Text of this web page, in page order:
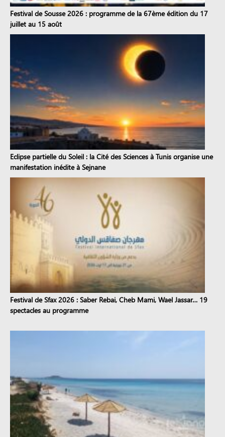
Festival de Sousse 2026 : programme de la 67ème édition du 17
juillet au 15 août
Eclipse partielle du Soleil : la Cité des Sciences à Tunis organise une
manifestation inédite à Sejnane
Festival de Sfax 2026 : Saber Rebai, Cheb Mami, Wael Jassar… 19
spectacles au programme